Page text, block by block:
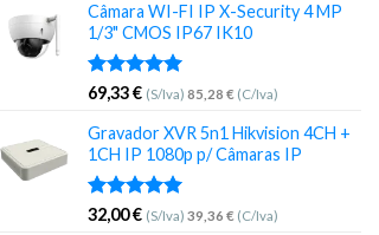
Câmara WI-FI IP X-Security 4 MP
1/3" CMOS IP67 IK10
Avaliação
69,33€ (S/Iva) 85,28 € (C/Iva)
Gravador XVR 5n1 Hikvision 4CH +
1CH IP 1080p p/ Câmaras IP
Avaliação
32,00€ (S/Iva) 39,36 € (C/Iva)